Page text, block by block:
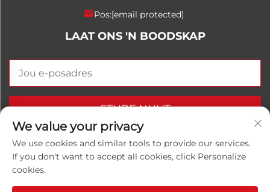
Pos:[email protected]
LAAT ONS 'N BOODSKAP
STURF NUUT
Kopiereg © 2025 China Shandong Luwanhong
We value your privacy
We use cookies and similar tools to provide our services.
If you don't want to accept all cookies, click Personalize
cookies.